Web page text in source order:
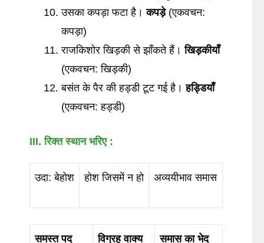
उसका कपड़ा फटा है।कपड़े(एकवचन:
कपड़ा)
राजकिशोर खिड़की से झाँकते हैं।खिड़कीयाँ
(एकवचन: खिड़की)
बसंत के पैर की हड्डी टूट गई है।हड्डियाँ
(एकवचन: हड्डी)
III. रिक्त स्थान भरिए:
उदा: बेहोश होश जिसमें न हो अव्ययीभाव समास
समस्त पद विग्रह वाक्य समास का भेद